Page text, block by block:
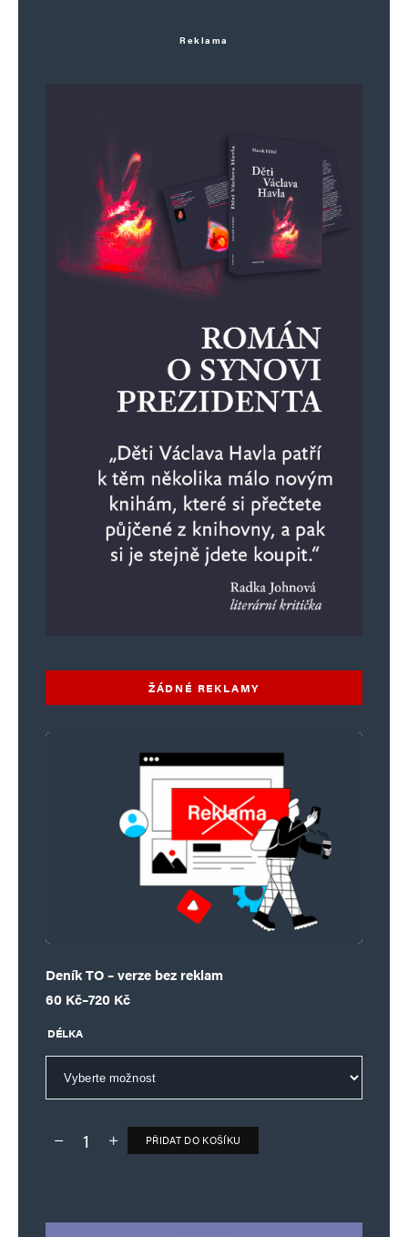
Uložit do prohlížeče jméno, e-mail a webovou stránku pro budoucí
Informujte mě o nových komentářích e-mailem.
Reklama
ŽÁDNÉ REKLAMY
Deník TO – verze bez reklam
60 Kč–720 Kč
Rozpětí cen: 60 Kč až 720 Kč
DÉLKA
Deník TO – verze bez reklam množství
PŘIDAT DO KOŠÍKU